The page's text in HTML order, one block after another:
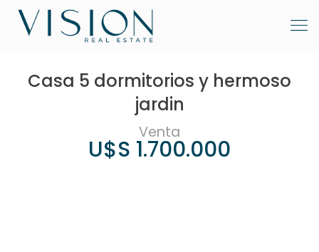
Casa 5 dormitorios y hermoso
jardin
Venta
U$S 1.700.000